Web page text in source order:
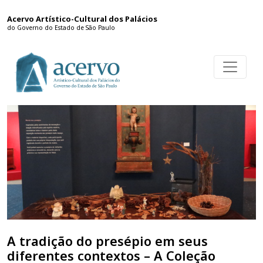
Acervo Artístico-Cultural dos Palácios
do Governo do Estado de São Paulo
A tradição do presépio em seus
diferentes contextos – A Coleção